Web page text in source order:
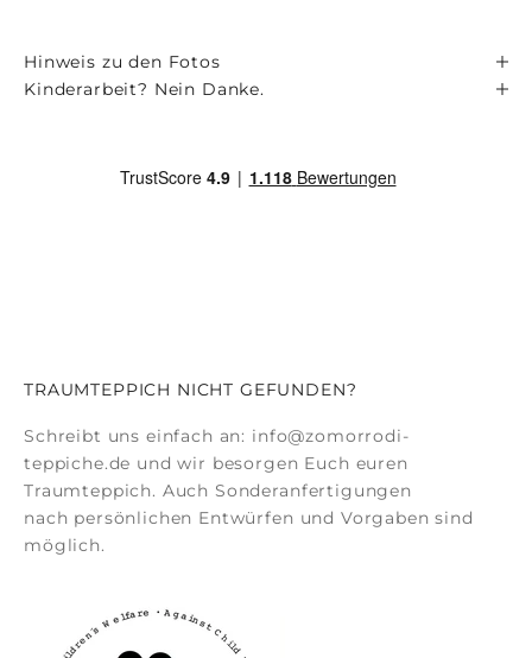
Hinweis zu den Fotos
Kinderarbeit? Nein Danke.
TRAUMTEPPICH NICHT GEFUNDEN?
Schreibt uns einfach an: info@zomorrodi-
teppiche.de und wir besorgen Euch euren
Traumteppich. Auch Sonderanfertigungen
nach persönlichen Entwürfen und Vorgaben sind
möglich.